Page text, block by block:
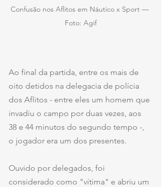
Confusão nos Aflitos em Náutico x Sport —
Foto: Agif
Ao final da partida, entre os mais de
oito detidos na delegacia de polícia
dos Aflitos - entre eles um homem que
invadiu o campo por duas vezes, aos
38 e 44 minutos do segundo tempo -,
o jogador era um dos presentes.
Ouvido por delegados, foi
considerado como "vítima" e abriu um